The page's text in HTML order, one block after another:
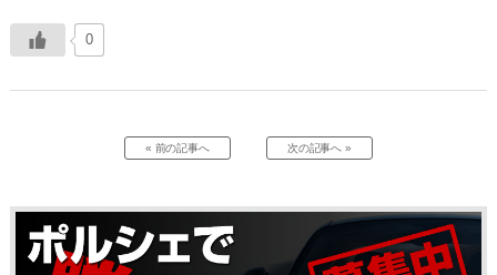
0
« 前の記事へ 次の記事へ »